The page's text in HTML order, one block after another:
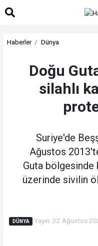
Haberler Dünya
Doğu
silahlı
Suriye'de
Ağustos
Guta bölgesinde
üzerinde sivilin
DÜNYA
Yayın: 22 Ağustos